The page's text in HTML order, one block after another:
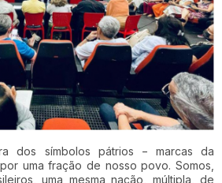
dos símbolos pátrios − marcas da
uma fração de nosso povo. Somos,
uma mesma nação, múltipla, de